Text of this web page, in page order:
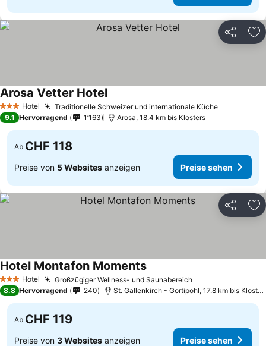
Teilen
3 SterneHotel Traditionelle Schweizer und internationale Küche
Arosa Vetter Hotel
9.1 Hervorragend 1’163 Arosa, 18.4 km bis Klosters
Ab CHF 118
Preise von 5 Websites anzeigen Preise sehen
Teilen
3 SterneHotel Großzügiger Wellness- und Saunabereich
Hotel Montafon Moments
8.8 Hervorragend 240 St. Gallenkirch - Gortipohl, 17.8 km bis Klosters
Ab CHF 119
Preise von 3 Websites anzeigen Preise sehen